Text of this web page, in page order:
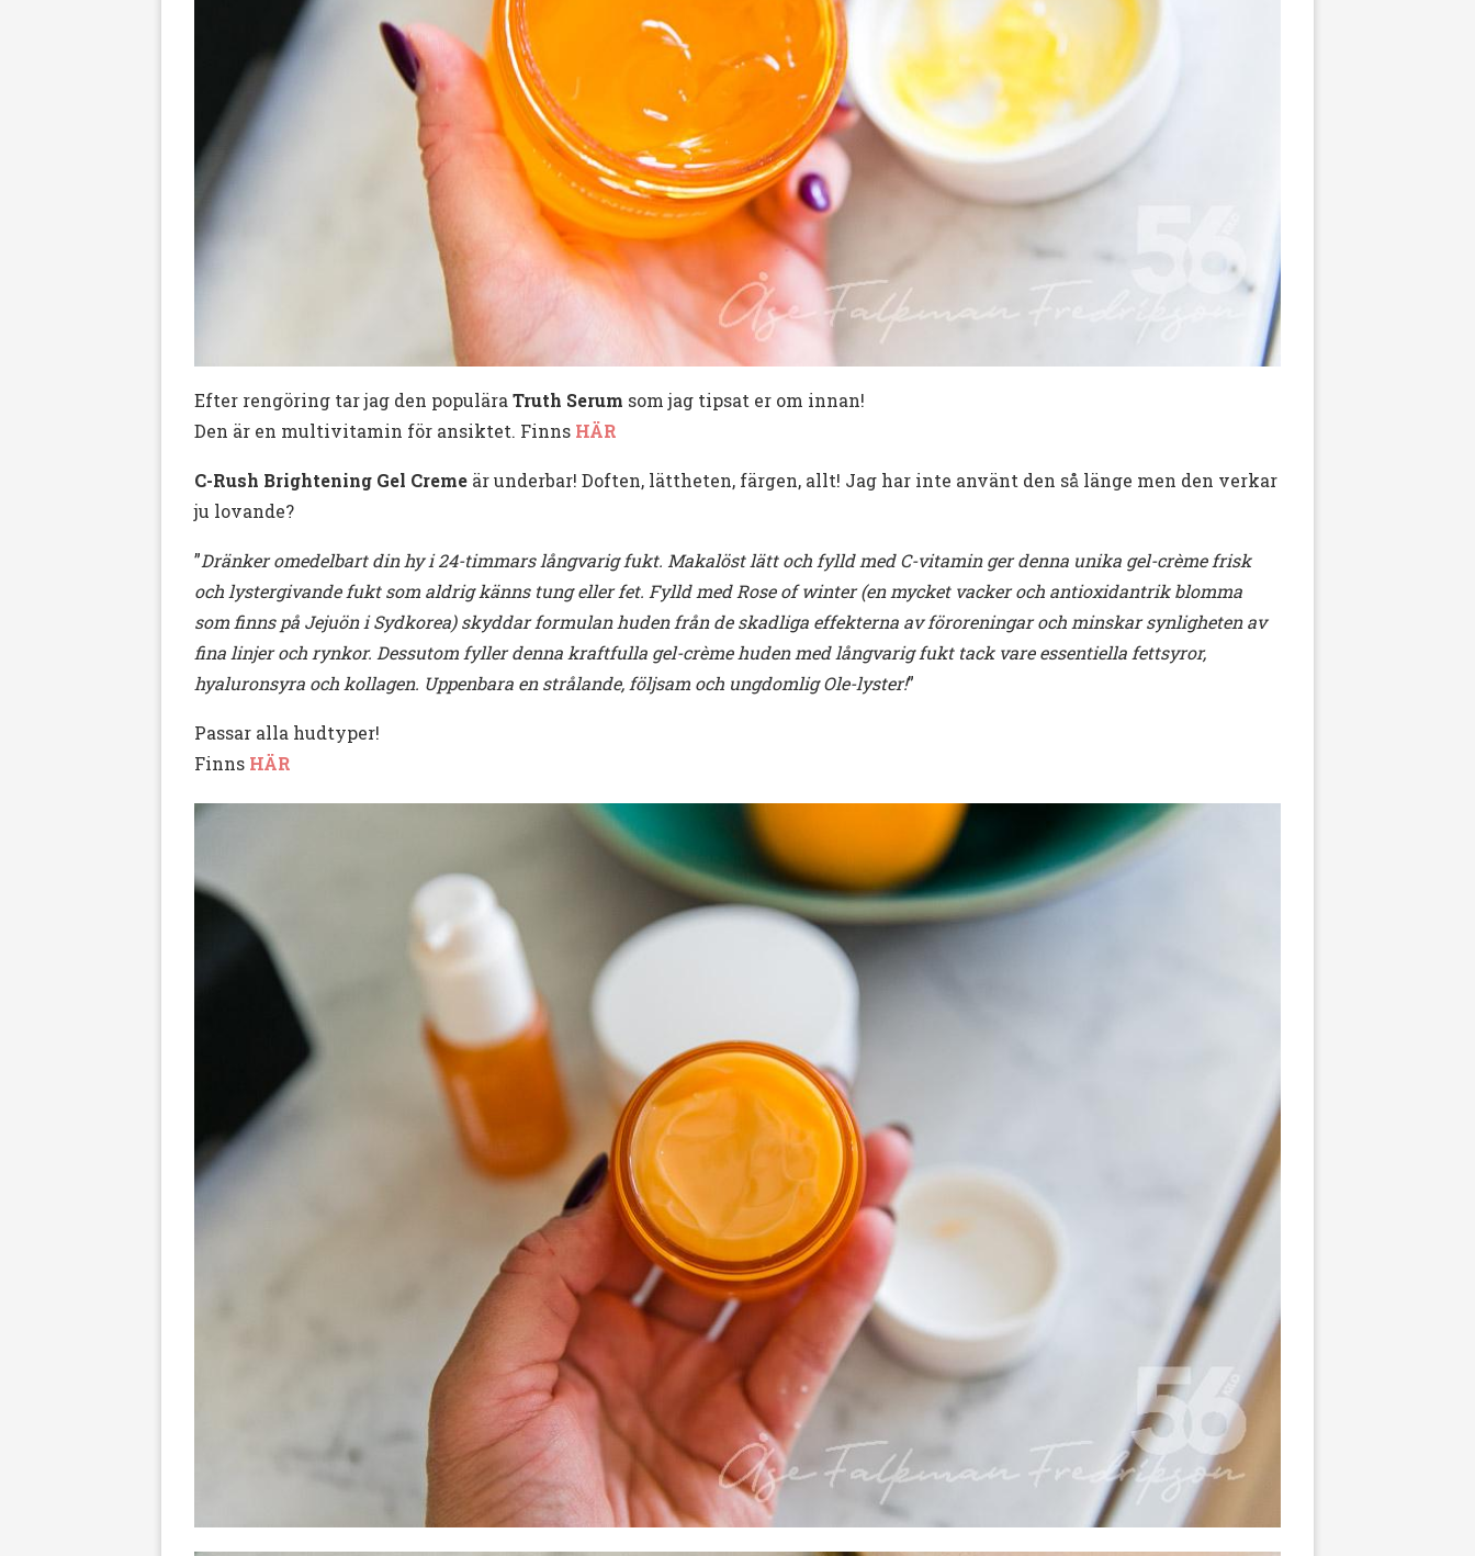
Efter rengöring tar jag den populära Truth Serum som jag tipsat er om innan!
Den är en multivitamin för ansiktet. Finns HÄR
C-Rush Brightening Gel Creme är underbar! Doften, lättheten, färgen, allt! Jag har inte använt den så länge men den verkar
ju lovande?
”Dränker omedelbart din hy i 24-timmars långvarig fukt. Makalöst lätt och fylld med C-vitamin ger denna unika gel-crème frisk
och lystergivande fukt som aldrig känns tung eller fet. Fylld med Rose of winter (en mycket vacker och antioxidantrik blomma
som finns på Jejuön i Sydkorea) skyddar formulan huden från de skadliga effekterna av föroreningar och minskar synligheten av
fina linjer och rynkor. Dessutom fyller denna kraftfulla gel-crème huden med långvarig fukt tack vare essentiella fettsyror,
hyaluronsyra och kollagen. Uppenbara en strålande, följsam och ungdomlig Ole-lyster!”
Passar alla hudtyper!
Finns HÄR